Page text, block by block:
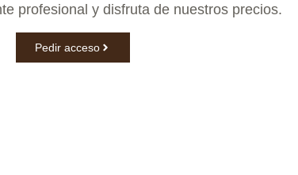
profesional y disfruta de nuestros precios.
Pedir acceso